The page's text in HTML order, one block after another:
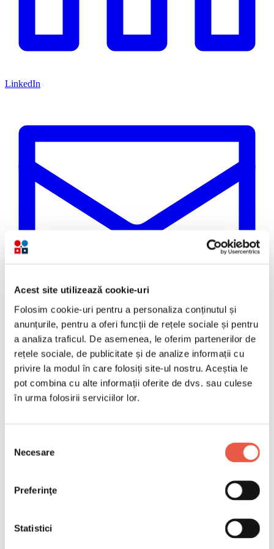
Acest site utilizează cookie-uri
Folosim cookie-uri pentru a personaliza conținutul și
anunțurile, pentru a oferi funcții de rețele sociale și pentru
a analiza traficul. De asemenea, le oferim partenerilor de
rețele sociale, de publicitate și de analize informații cu
privire la modul în care folosiți site-ul nostru. Aceștia le
pot combina cu alte informații oferite de dvs. sau culese
în urma folosirii serviciilor lor.
consimțământului
Necesare
Preferinţe
Statistici
LinkedIn
Email
publice aglomerate în sezonul turistic
Barcelona renunță la 10.000 de apartamente turistice